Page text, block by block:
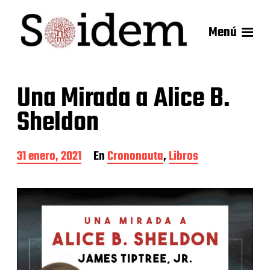
Menú
Una Mirada a Alice B.
Sheldon
F
e
h
a
d
e
a
31 enero, 2021 EnCrononauta,Libros